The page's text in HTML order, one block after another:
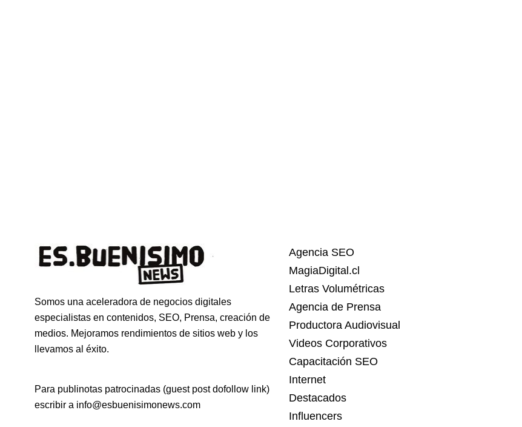
Somos una aceleradora de negocios digitales
especialistas en contenidos, SEO, Prensa, creación de
medios. Mejoramos rendimientos de sitios web y los
llevamos al éxito.
Para publinotas patrocinadas (guest post dofollow link)
escribir a info@esbuenisimonews.com
Agencia SEO
MagiaDigital.cl
Letras Volumétricas
Agencia de Prensa
Productora Audiovisual
Videos Corporativos
Capacitación SEO
Internet
Destacados
Influencers